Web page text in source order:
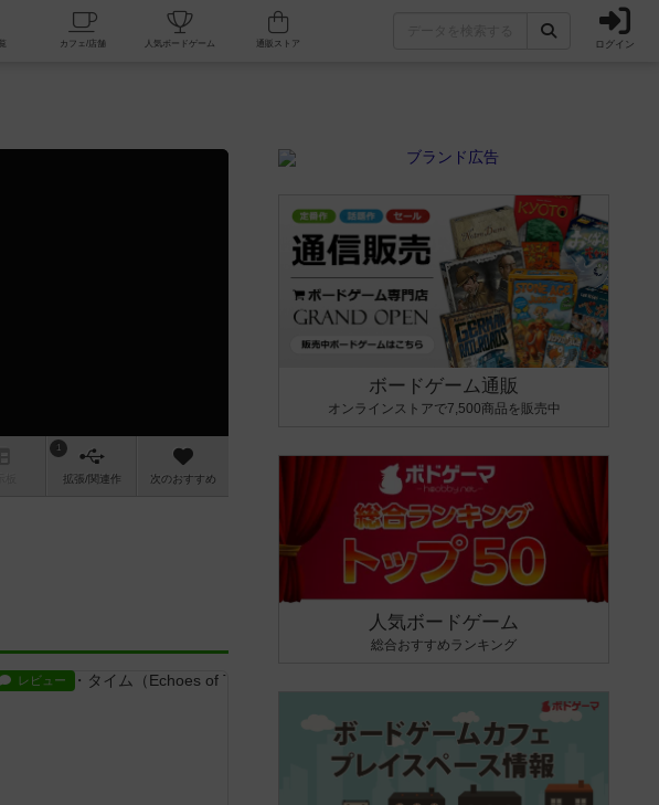
掲示板一覧 カフェ/店舗 人気ボードゲーム ログイン
1
拡張/関連作 次のおすすめ
レビュー
ボードゲーム通販
オンラインストアで7,500商品を販売中
人気ボードゲーム
総合おすすめランキング